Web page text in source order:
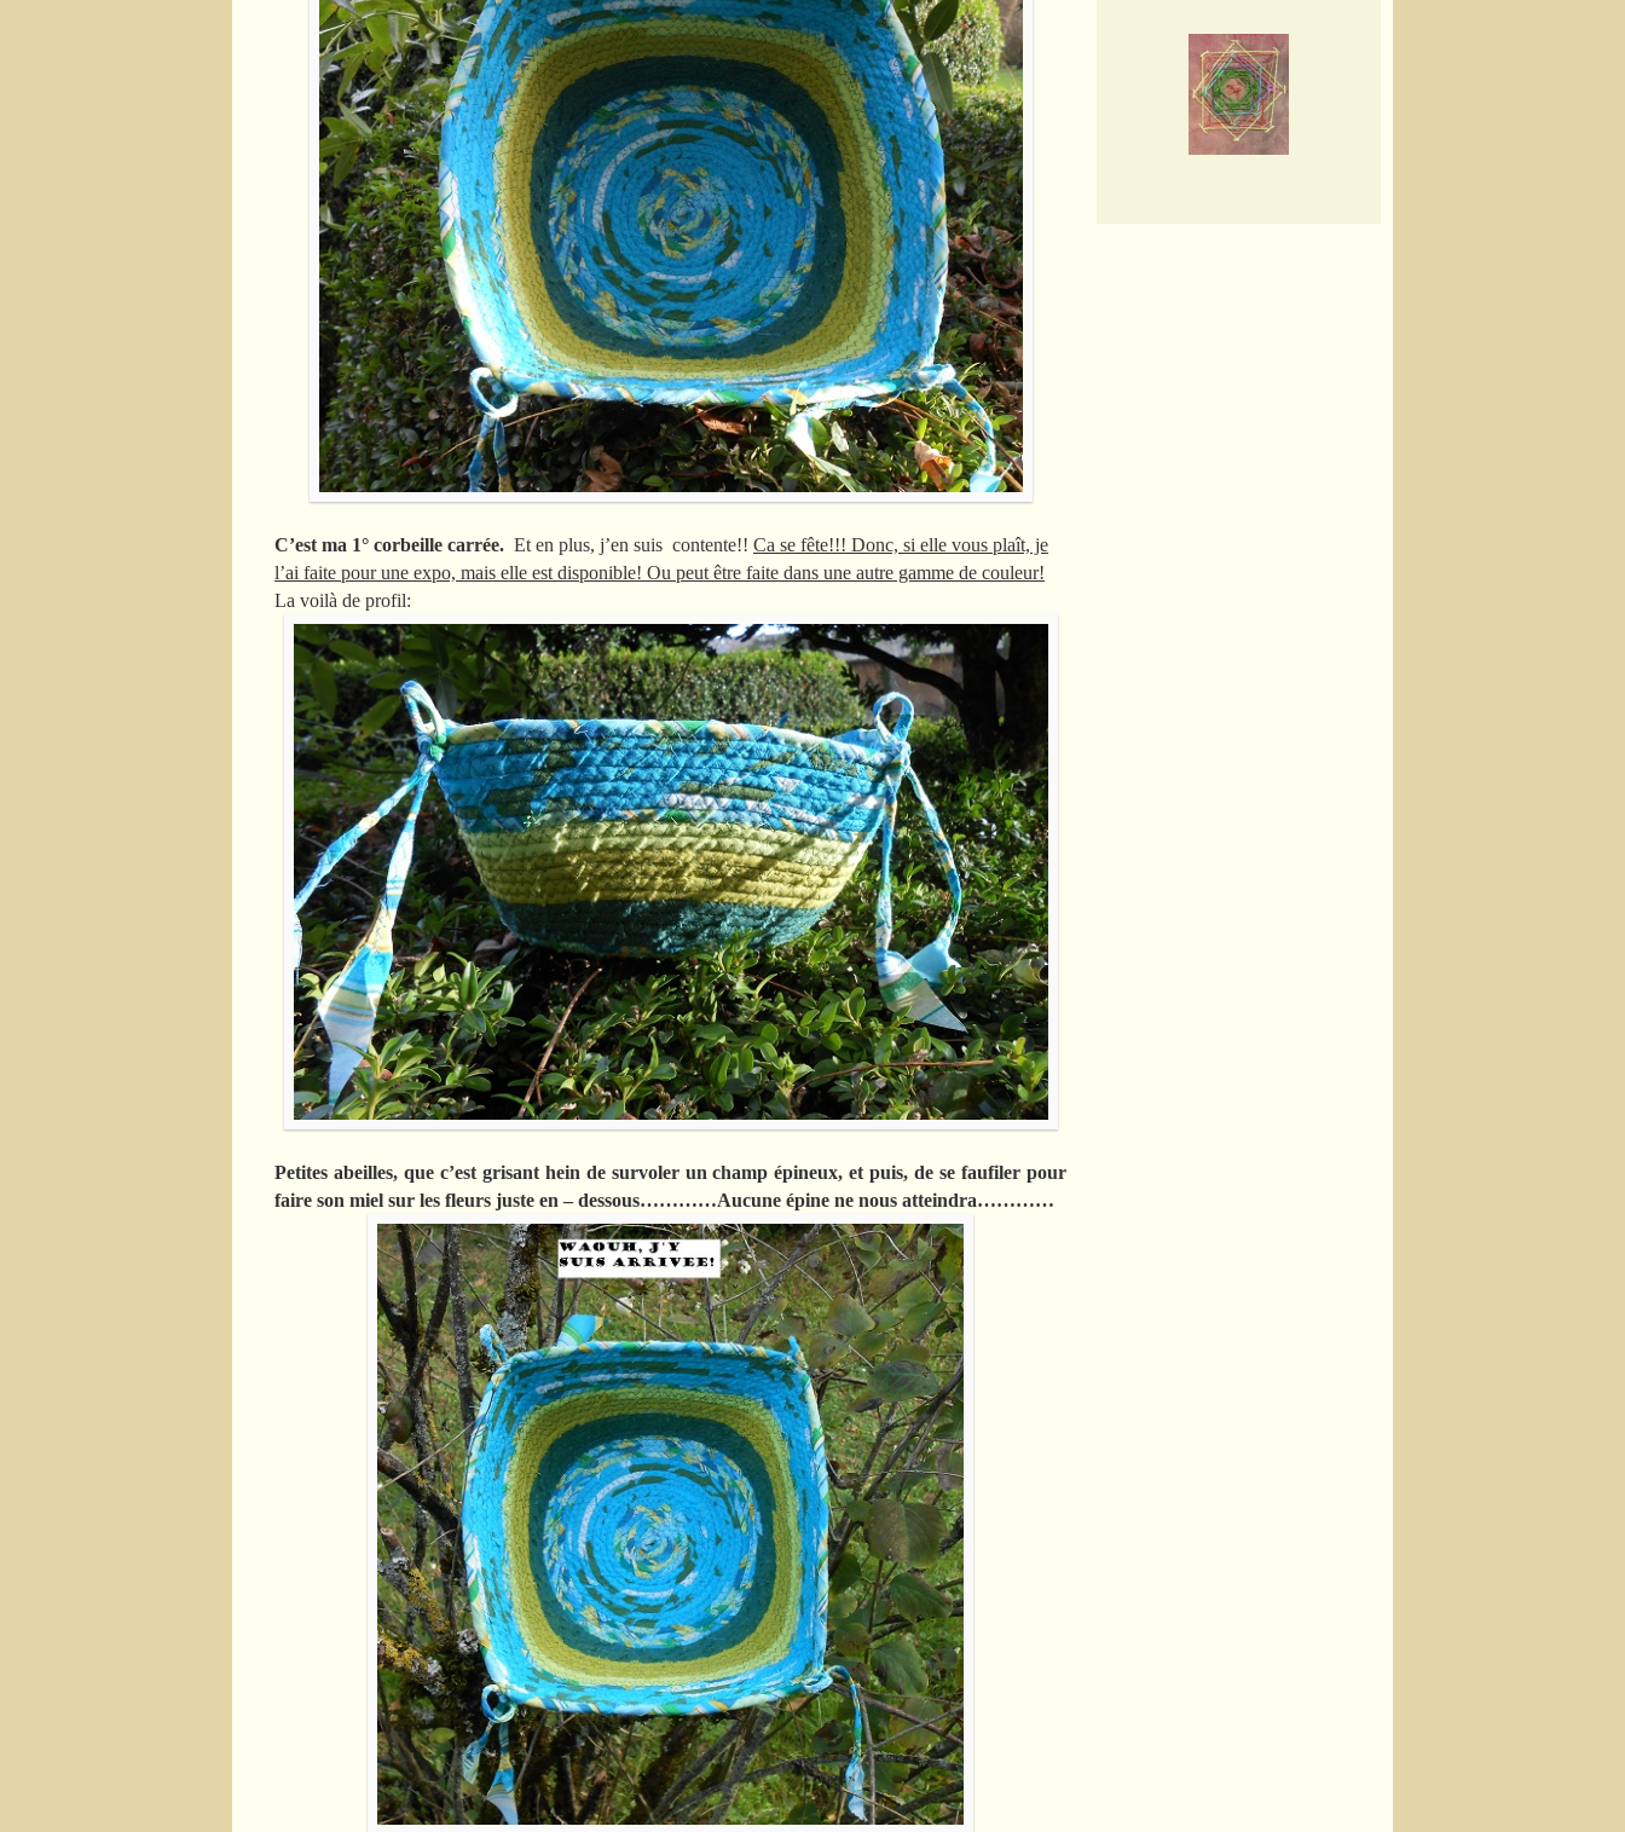
C’est ma 1° corbeille carrée. Et en plus, j’en suis contente!! Ca se fête!!! Donc, si elle vous plaît, je
l’ai faite pour une expo, mais elle est disponible! Ou peut être faite dans une autre gamme de couleur!
La voilà de profil:
Petites abeilles, que c’est grisant hein de survoler un champ épineux, et puis, de se faufiler pour
faire son miel sur les fleurs juste en – dessous…………Aucune épine ne nous atteindra…………